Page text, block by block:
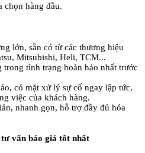
chọn hàng đầu.
lớn, sẵn có từ các thương hiệu
Mitsubishi, Heli, TCM...
tình trạng hoàn hảo nhất trước
có mặt xử lý sự cố ngay lập tức,
việc của khách hàng.
nhanh gọn, hỗ trợ đầy đủ hóa
vấn báo giá tốt nhất